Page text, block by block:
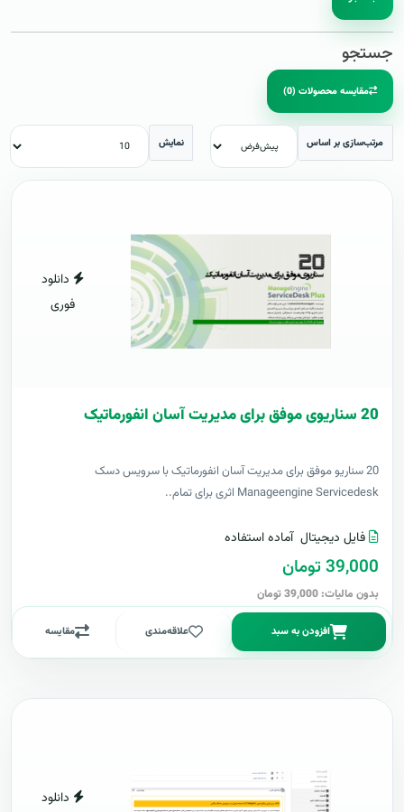
جستجو
مقایسه محصولات (0)
مرتب‌سازی بر اساس نمایش
دانلود
فوری
20 سناریوی موفق برای مدیریت آسان انفورماتیک
20 سناریو موفق برای مدیریت آسان انفورماتیک با سرویس دسک
Manageengine Servicedesk اثری برای تمام..
فایل دیجیتال آماده استفاده
39,000 تومان
بدون مالیات: 39,000 تومان
افزودن به سبد علاقه‌مندی مقایسه
دانلود